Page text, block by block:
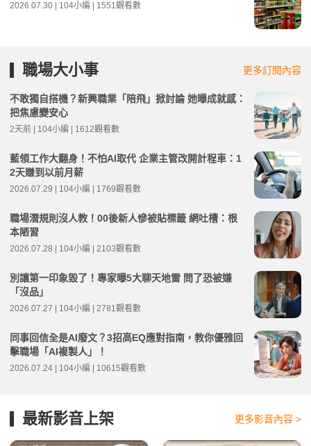
2026.07.30 | 104小編 | 1551觀看數
職場大小事 更多訂閱內容
不敢獨自搭機？新興職業「陪飛」掀討論 她曝成就感：
把焦慮變安心
2天前 | 104小編 | 1612觀看數
藍領工作大翻身！不怕AI取代 企業主管改開計程車：1
2天賺到以前月薪
2026.07.29 | 104小編 | 1769觀看數
職場潛規則沒人教！00後新人慘被貼標籤 網吐槽：根
本陋習
2026.07.28 | 104小編 | 2103觀看數
別讓第一印象毀了！專家曝5大聊天地雷 問了恐被嫌
「沒品」
2026.07.27 | 104小編 | 2781觀看數
同事回信全是AI廢文？3招高EQ應對指南，教你優雅回
擊職場「AI複製人」！
2026.07.24 | 104小編 | 10615觀看數
最新影音上架 更多影音內容 >